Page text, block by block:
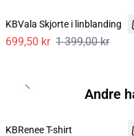
KBVala Skjorte i linblanding
699,50 kr 1 399,00 kr
Andre
KBRenee T-shirt
Previous slide